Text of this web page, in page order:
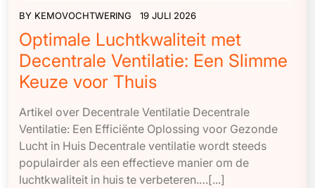
BY KEMOVOCHTWERING 19 JULI 2026
Optimale Luchtkwaliteit met
Decentrale Ventilatie: Een Slimme
Keuze voor Thuis
Artikel over Decentrale Ventilatie Decentrale
Ventilatie: Een Efficiënte Oplossing voor Gezonde
Lucht in Huis Decentrale ventilatie wordt steeds
populairder als een effectieve manier om de
luchtkwaliteit in huis te verbeteren.…[...]